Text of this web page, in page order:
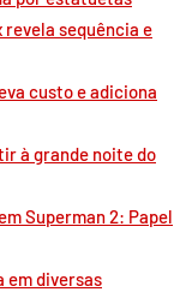
sequência e
custo e adiciona
à grande noite do
Superman 2: Papel
em diversas